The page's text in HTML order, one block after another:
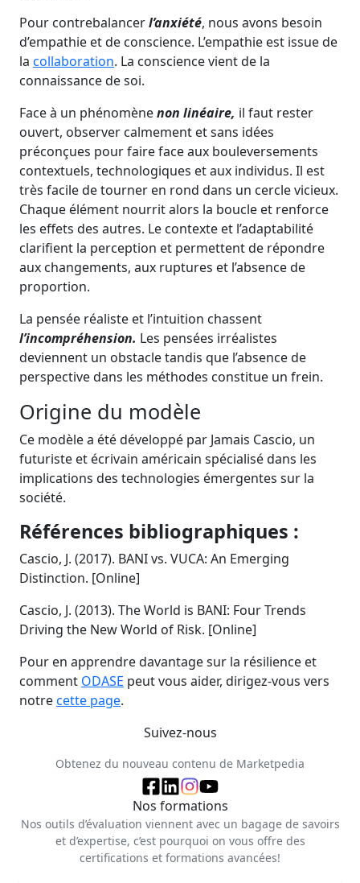
Pour contrebalancerl’anxiété, nous avons besoin
d’empathie et de conscience. L’empathie est issue de
la collaboration. La conscience vient de la
connaissance de soi.
Face à un phénomènenon linéaire, il faut rester
ouvert, observer calmement et sans idées
préconçues pour faire face aux bouleversements
contextuels, technologiques et aux individus. Il est
très facile de tourner en rond dans un cercle vicieux.
Chaque élément nourrit alors la boucle et renforce
les effets des autres. Le contexte et l’adaptabilité
clarifient la perception et permettent de répondre
aux changements, aux ruptures et l’absence de
proportion.
La pensée réaliste et l’intuition chassent
l’incompréhension. Les pensées irréalistes
deviennent un obstacle tandis que l’absence de
perspective dans les méthodes constitue un frein.
Origine du modèle
Ce modèle a été développé par Jamais Cascio, un
futuriste et écrivain américain spécialisé dans les
implications des technologies émergentes sur la
société.
Références bibliographiques :
Cascio, J. (2017). BANI vs. VUCA: An Emerging
Distinction. [Online]
Cascio, J. (2013). The World is BANI: Four Trends
Driving the New World of Risk. [Online]
Pour en apprendre davantage sur la résilience et
comment ODASE peut vous aider, dirigez-vous vers
notrecette page.
Suivez-nous
Obtenez du nouveau contenu de Marketpedia
Nos formations
Nos outils d’évaluation viennent avec un bagage de savoirs
et d’expertise, c’est pourquoi on vous offre des
certifications et formations avancées!